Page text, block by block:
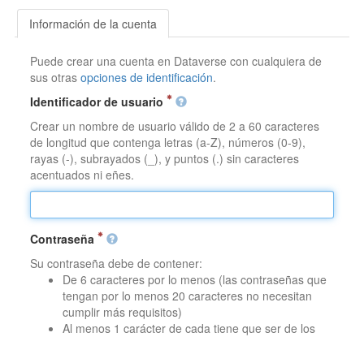
Información de la cuenta
Puede crear una cuenta en Dataverse con cualquiera de
sus otrasopciones de identificación.
Identificador de usuario
Crear un nombre de usuario válido de 2 a 60 caracteres
de longitud que contenga letras (a-Z), números (0-9),
rayas (-), subrayados (_), y puntos (.) sin caracteres
acentuados ni eñes.
Contraseña
Su contraseña debe de contener:
De 6 caracteres por lo menos (las contraseñas que
tengan por lo menos 20 caracteres no necesitan
cumplir más requisitos)
Al menos 1 carácter de cada tiene que ser de los